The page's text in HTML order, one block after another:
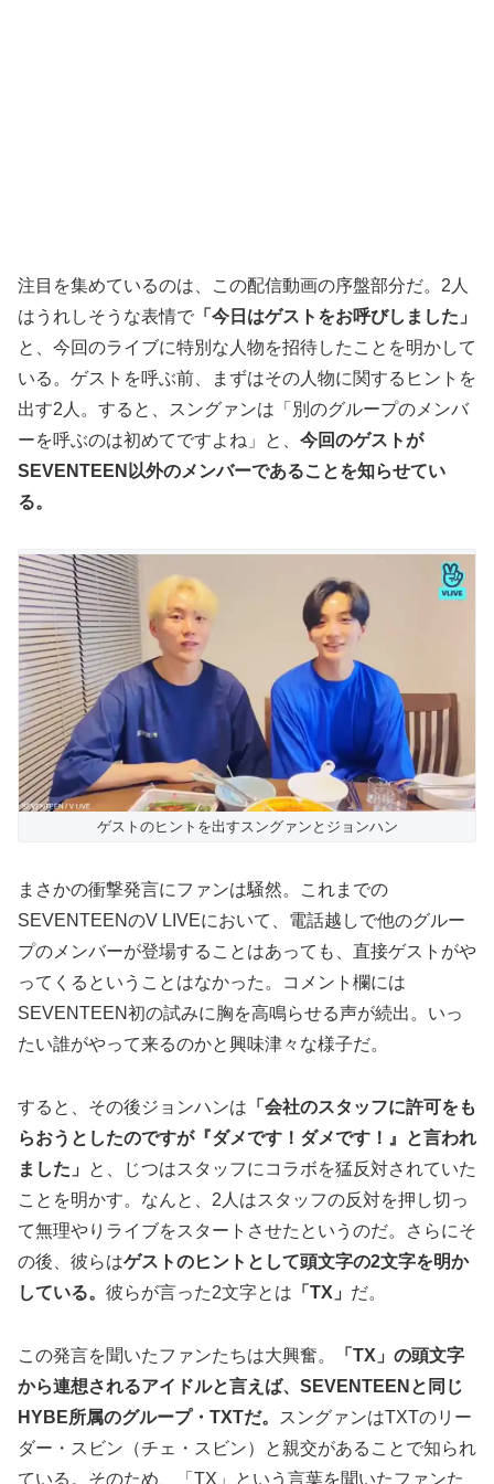
注目を集めているのは、この配信動画の序盤部分だ。2人
はうれしそうな表情で 「今日はゲストをお呼びしました」
と、今回のライブに特別な人物を招待したことを明かして
いる。ゲストを呼ぶ前、まずはその人物に関するヒントを
出す2人。すると、スングァンは「別のグループのメンバ
ーを呼ぶのは初めてですよね」と、 今回のゲストが
SEVENTEEN以外のメンバーであることを知らせてい
る。
ゲストのヒントを出すスングァンとジョンハン
まさかの衝撃発言にファンは騒然。これまでの
SEVENTEENのV LIVEにおいて、電話越しで他のグルー
プのメンバーが登場することはあっても、直接ゲストがや
ってくるということはなかった。コメント欄には
SEVENTEEN初の試みに胸を高鳴らせる声が続出。いっ
たい誰がやって来るのかと興味津々な様子だ。
すると、その後ジョンハンは 「会社のスタッフに許可をも
らおうとしたのですが『ダメです！ダメです！』と言われ
ました」
と、じつはスタッフにコラボを猛反対されていた
ことを明かす。なんと、2人はスタッフの反対を押し切っ
て無理やりライブをスタートさせたというのだ。さらにそ
の後、彼らはゲストのヒントとして頭文字の2文字を明か
している。 彼らが言った2文字とは 「TX」 だ。
この発言を聞いたファンたちは大興奮。
「TX」の頭文字
から連想されるアイドルと言えば、SEVENTEENと同じ
HYBE所属のグループ・TXTだ。
スングァンはTXTのリー
ダー・スビン（チェ・スビン）と親交があることで知られ
ている。そのため、「TX」という言葉を聞いたファンた